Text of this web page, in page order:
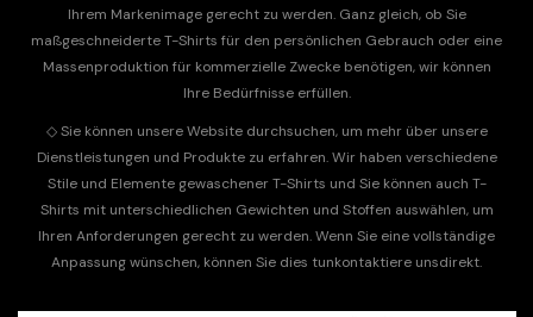
Ihrem Markenimage gerecht zu werden. Ganz gleich, ob Sie
maßgeschneiderte T-Shirts für den persönlichen Gebrauch oder eine
Massenproduktion für kommerzielle Zwecke benötigen, wir können
Ihre Bedürfnisse erfüllen.
◇ Sie können unsere Website durchsuchen, um mehr über unsere
Dienstleistungen und Produkte zu erfahren. Wir haben verschiedene
Stile und Elemente gewaschener T-Shirts und Sie können auch T-
Shirts mit unterschiedlichen Gewichten und Stoffen auswählen, um
Ihren Anforderungen gerecht zu werden. Wenn Sie eine vollständige
Anpassung wünschen, können Sie dies tunkontaktiere unsdirekt.